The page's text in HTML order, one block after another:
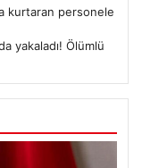
kurtaran personele
yakaladı! Ölümlü